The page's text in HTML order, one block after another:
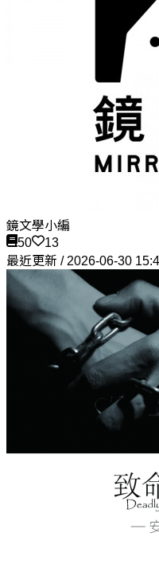
鏡文學小編
50
13
最近更新 / 2026-06-30